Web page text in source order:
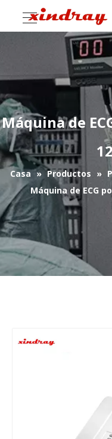
Máquina de
Casa » Productos »
Máquina de ECG